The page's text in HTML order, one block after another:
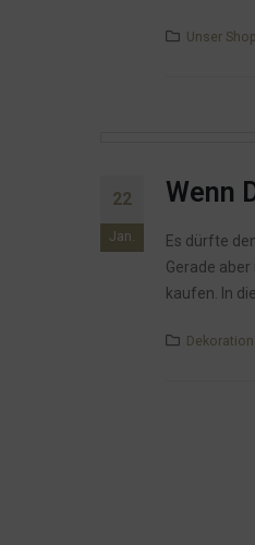
Unser Shop
22
Jan.
Wenn
Es dürfte
Gerade
kaufen. In
Dekoration